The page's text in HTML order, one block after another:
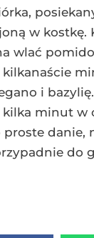
w kostkę.
wlać
i bazylię.
minut w
proste danie,
do